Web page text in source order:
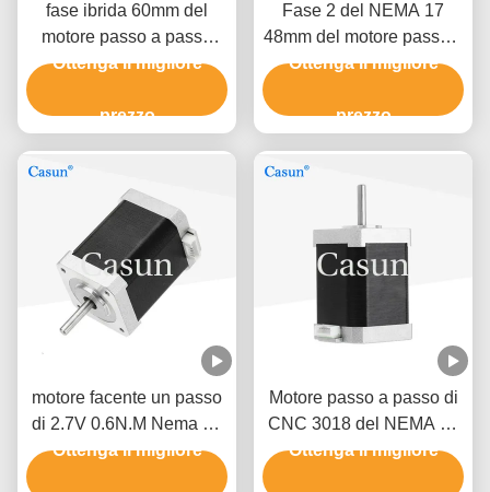
fase ibrida 60mm del
motore passo a passo
0.5A 0,78 N. m2 di Nema
Ottenga il migliore
prezzo
Fase 2 del NEMA 17
48mm del motore passo a
passo 1.5A del NEMA 17
gradi
Ottenga il migliore
prezzo
motore facente un passo
di 2.7V 0.6N.M Nema 17
per lo strumento di misura
Ottenga il migliore
Motore passo a passo di
CNC 3018 del NEMA 17
del router unipolare 1.7A
Ottenga il migliore